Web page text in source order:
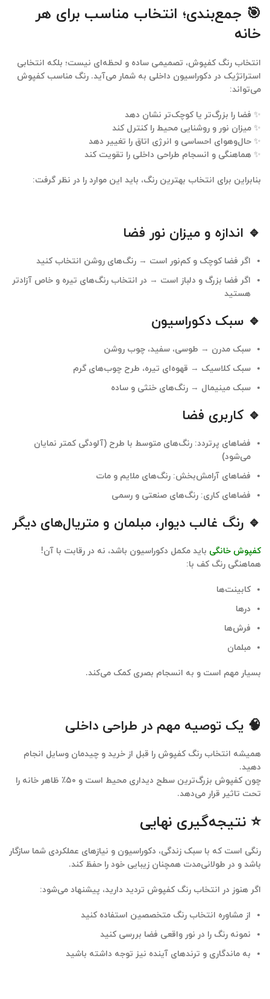
🎯 جمع‌بندی؛ انتخاب مناسب برای هر
خانه
انتخاب رنگ کفپوش، تصمیمی ساده و لحظه‌ای نیست؛ بلکه انتخابی
استراتژیک در دکوراسیون داخلی به شمار می‌آید. رنگ مناسب کفپوش
می‌تواند:
✨ فضا را بزرگ‌تر یا کوچک‌تر نشان دهد
✨ میزان نور و روشنایی محیط را کنترل کند
✨ حال‌وهوای احساسی و انرژی اتاق را تغییر دهد
✨ هماهنگی و انسجام طراحی داخلی را تقویت کند
بنابراین برای انتخاب بهترین رنگ، باید این موارد را در نظر گرفت:
🔹 اندازه و میزان نور فضا
اگر فضا کوچک و کم‌نور است → رنگ‌های روشن انتخاب کنید
اگر فضا بزرگ و دلباز است → در انتخاب رنگ‌های تیره و خاص آزادتر
هستید
🔹 سبک دکوراسیون
سبک مدرن → طوسی، سفید، چوب روشن
سبک کلاسیک → قهوه‌ای تیره، طرح چوب‌های گرم
سبک مینیمال → رنگ‌های خنثی و ساده
🔹 کاربری فضا
فضاهای پرتردد: رنگ‌های متوسط با طرح (آلودگی کمتر نمایان
می‌شود)
فضاهای آرامش‌بخش: رنگ‌های ملایم و مات
فضاهای کاری: رنگ‌های صنعتی و رسمی
🔹 رنگ غالب دیوار، مبلمان و متریال‌های دیگر
کفپوش خانگی باید مکمل دکوراسیون باشد، نه در رقابت با آن!
هماهنگی رنگ کف با:
کابینت‌ها
درها
فرش‌ها
مبلمان
بسیار مهم است و به انسجام بصری کمک می‌کند.
🧠 یک توصیه مهم در طراحی داخلی
همیشه انتخاب رنگ کفپوش را قبل از خرید و چیدمان وسایل انجام
دهید.
چون کفپوش بزرگ‌ترین سطح دیداری محیط است و ۵۰٪ ظاهر خانه را
تحت تاثیر قرار می‌دهد.
⭐ نتیجه‌گیری نهایی
رنگی است که با سبک زندگی، دکوراسیون و نیازهای عملکردی شما سازگار
باشد و در طولانی‌مدت همچنان زیبایی خود را حفظ کند.
اگر هنوز در انتخاب رنگ کفپوش تردید دارید، پیشنهاد می‌شود:
از مشاوره انتخاب رنگ متخصصین استفاده کنید
نمونه رنگ را در نور واقعی فضا بررسی کنید
به ماندگاری و ترندهای آینده نیز توجه داشته باشید